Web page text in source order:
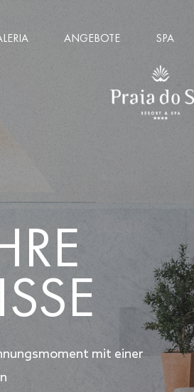
ANGEBOTE SPA
mit einer